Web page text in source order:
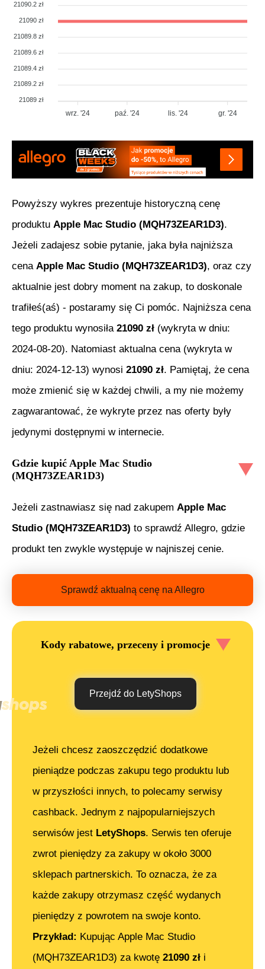
21090.2 zł
21090 zł
21089.8 zł
21089.6 zł
21089.4 zł
21089.2 zł
21089 zł
wrz. '24 paź. '24 lis. '24 gr. '24
Powyższy wykres prezentuje historyczną cenę
produktu Apple Mac Studio (MQH73ZEAR1D3).
Jeżeli zadajesz sobie pytanie, jaka była najniższa
cena Apple Mac Studio (MQH73ZEAR1D3), oraz czy
aktualnie jest dobry moment na zakup, to doskonale
trafiłeś(aś) - postaramy się Ci pomóc. Najniższa cena
tego produktu wynosiła 21090 zł (wykryta w dniu:
2024-08-20). Natomiast aktualna cena (wykryta w
dniu: 2024-12-13) wynosi 21090 zł. Pamiętaj, że cena
może zmienić się w każdej chwili, a my nie możemy
zagwarantować, że wykryte przez nas oferty były
jedynymi dostępnymi w internecie.
Gdzie kupić Apple Mac Studio
(MQH73ZEAR1D3)
Jeżeli zastnawiasz się nad zakupem Apple Mac
Studio (MQH73ZEAR1D3) to sprawdź Allegro, gdzie
produkt ten zwykle występuje w najniszej cenie.
Sprawdź aktualną cenę na Allegro
Kody rabatowe, przeceny i promocje
Przejdź do LetyShops
Jeżeli chcesz zaoszczędzić dodatkowe
pieniądze podczas zakupu tego produktu lub
w przyszłości innych, to polecamy serwisy
cashback. Jednym z najpopularniejszych
serwisów jest LetyShops. Serwis ten oferuje
zwrot pieniędzy za zakupy w około 3000
sklepach partnerskich. To oznacza, że za
każde zakupy otrzymasz część wydanych
pieniędzy z powrotem na swoje konto.
Przykład: Kupując Apple Mac Studio
(MQH73ZEAR1D3) za kwotę 21090 zł i